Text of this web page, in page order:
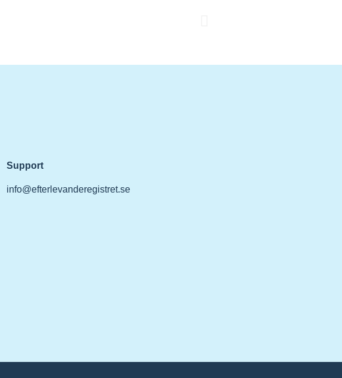
Support
info@efterlevanderegistret.se